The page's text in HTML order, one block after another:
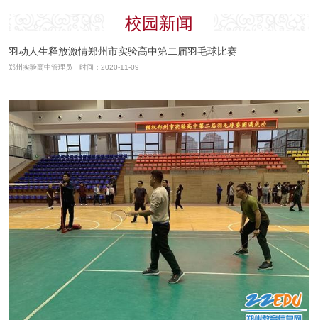
校园新闻
羽动人生释放激情郑州市实验高中第二届羽毛球比赛
郑州实验高中管理员 时间：2020-11-09